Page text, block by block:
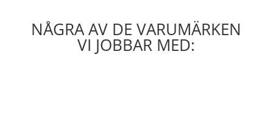
NÅGRA AV DE VARUMÄRKEN
VI JOBBAR MED: